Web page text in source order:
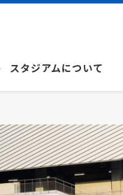
スタジアムについて